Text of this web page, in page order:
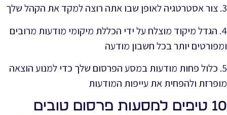
3. צור אסטרטגיה לאופן שבו אתה רוצה למקד את הקהל שלך
4. הגדל מיקוד מוצלח על ידי הכללת מיקומי מודעות מרובים
ומפורטים יותר בכל חשבון מודעה
5. כלול פחות מודעות במסע הפרסום שלך כדי למנוע הוצאה
מופרזת ולהפחית את עייפות המודעות
10 טיפים למסעות פרסום טובים